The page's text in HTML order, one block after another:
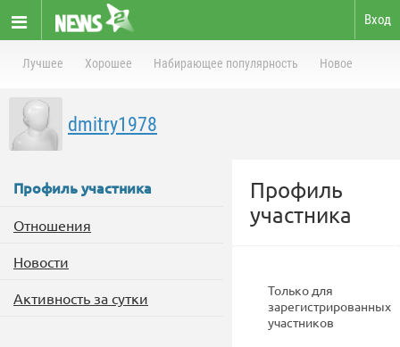
Вход
Лучшее Хорошее Набирающее популярность Новое
dmitry1978
Профиль участника
Отношения
Новости
Активность за сутки
Профиль
участника
Только для
зарегистрированных
участников